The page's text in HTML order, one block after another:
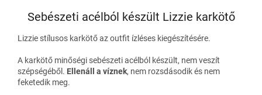
Sebészeti acélból készült Lizzie karkötő
Lizzie stílusos karkötő az outfit ízléses kiegészítésére.
A karkötő minőségi sebészeti acélból készült, nem veszít
szépségéből. Ellenáll a víznek, nem rozsdásodik és nem
feketedik meg.